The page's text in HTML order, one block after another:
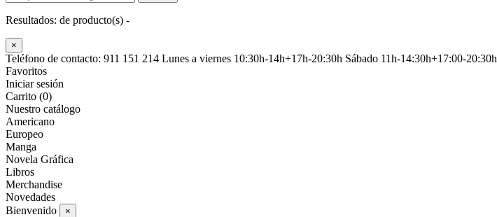
Resultados: de producto(s) -
×
Teléfono de contacto: 911 151 214 Lunes a viernes 10:30h-14h+17h-20:30h Sábado 11h-14:30h+17:00-20:30h
Favoritos
Iniciar sesión
Carrito (0)
Nuestro catálogo
Americano
Europeo
Manga
Novela Gráfica
Libros
Merchandise
Novedades
Bienvenido
×